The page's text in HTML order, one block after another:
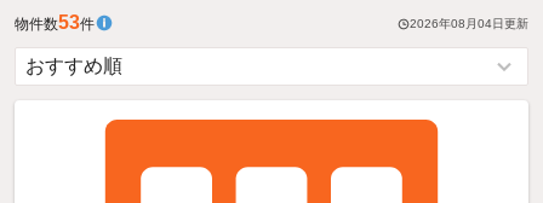
物件数53件 2026年08月04日更新